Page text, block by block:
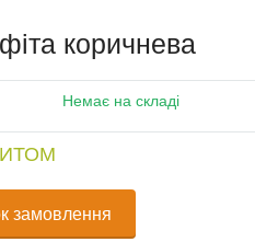
коричнева
Немає на складі
замовлення